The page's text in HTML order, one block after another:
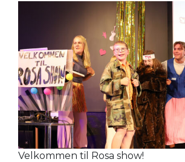
Velkommen til Rosa show!